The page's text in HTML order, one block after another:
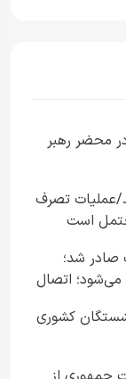
محضر رهبر
عملیات تصرف
است
صادر شد؛
می‌شود؛ اتصال
بازنشستگان کشوری